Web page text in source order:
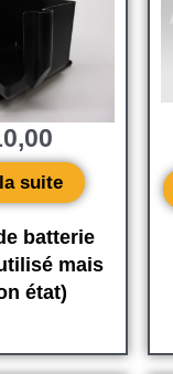
batterie
mais
état)
suite